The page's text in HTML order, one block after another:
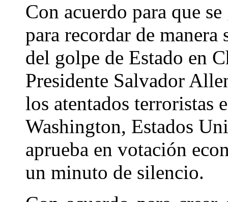
Con acuerdo para que
para recordar de
del golpe de Estado en
Presidente Salvador
los atentados terroristas
Washington, Estados
aprueba en votación
un minuto de silencio.